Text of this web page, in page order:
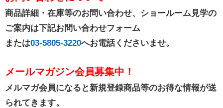
商品詳細・在庫等のお問い合わせ、ショールーム見学の
ご案内は下記お問い合わせフォーム
または03-5805-3220へお電話くださいませ。
メールマガジン会員募集中！
メルマガ会員になると新規登録商品等のお得な情報が送
られてきます。